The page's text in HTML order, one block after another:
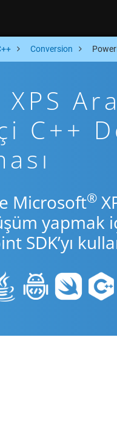
Conversion
XPS
C++
Microsoft®
yapmak
SDK’yı